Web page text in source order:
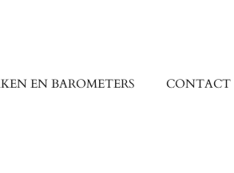
EN BAROMETERS CONTACT